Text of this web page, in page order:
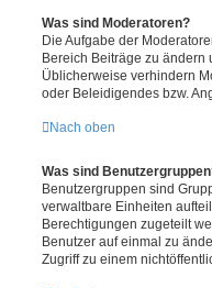
Was sind Moderatoren?
Die Aufgabe der
Bereich Beiträge zu
Üblicherweise verhindern
oder Beleidigendes bzw.
Nach oben
Was sind
Benutzergruppen sind
verwaltbare Einheiten
Berechtigungen zugeteilt
Benutzer auf einmal zu
Zugriff zu einem